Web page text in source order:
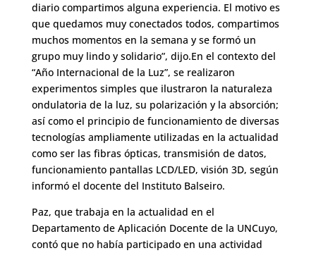
diario compartimos alguna experiencia. El motivo es
que quedamos muy conectados todos, compartimos
muchos momentos en la semana y se formó un
grupo muy lindo y solidario”, dijo.En el contexto del
“Año Internacional de la Luz”, se realizaron
experimentos simples que ilustraron la naturaleza
ondulatoria de la luz, su polarización y la absorción;
así como el principio de funcionamiento de diversas
tecnologías ampliamente utilizadas en la actualidad
como ser las fibras ópticas, transmisión de datos,
funcionamiento pantallas LCD/LED, visión 3D, según
informó el docente del Instituto Balseiro.
Paz, que trabaja en la actualidad en el
Departamento de Aplicación Docente de la UNCuyo,
contó que no había participado en una actividad